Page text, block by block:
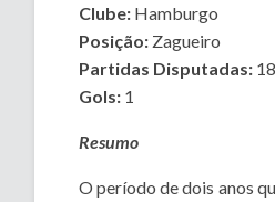
Clube: Hamburgo
Posição: Zagueiro
Partidas Disputadas: 18
Gols: 1
Resumo
O período de dois anos